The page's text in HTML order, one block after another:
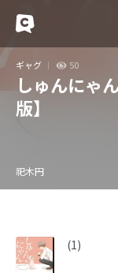
ギャグ 50
しゅんにゃ
版】
祀木円
(1)